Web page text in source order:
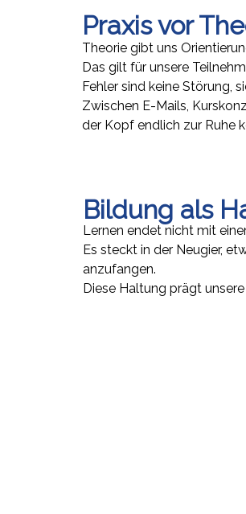
Praxis vor
Theorie gibt uns
Das gilt für unsere
Fehler sind keine Störung,
Zwischen E-Mails,
der Kopf endlich zur Ruhe
Bildung als
Lernen endet nicht mit
Es steckt in der Neugier,
anzufangen.
Diese Haltung prägt